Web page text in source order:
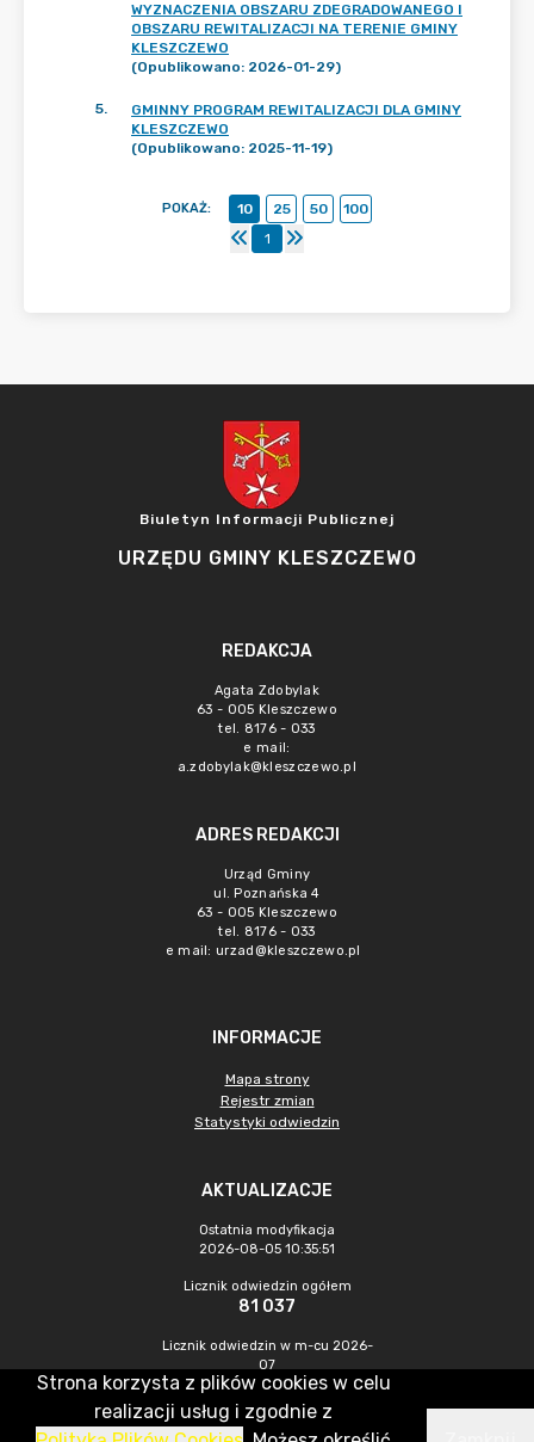
WYZNACZENIA OBSZARU ZDEGRADOWANEGO I
OBSZARU REWITALIZACJI NA TERENIE GMINY
KLESZCZEWO
(Opublikowano: 2026-01-29)
5.
GMINNY PROGRAM REWITALIZACJI DLA GMINY
KLESZCZEWO
(Opublikowano: 2025-11-19)
POKAŻ: 10 25 50
100
1
Biuletyn Informacji Publicznej
URZĘDU GMINY KLESZCZEWO
REDAKCJA
Agata Zdobylak
63 - 005 Kleszczewo
tel. 8176 - 033
e mail:
a.zdobylak@kleszczewo.pl
ADRES REDAKCJI
Urząd Gminy
ul. Poznańska 4
63 - 005 Kleszczewo
tel. 8176 - 033
e mail: urzad@kleszczewo.pl
INFORMACJE
Mapa strony
Rejestr zmian
Statystyki odwiedzin
AKTUALIZACJE
Ostatnia modyfikacja
2026-08-05 10:35:51
Licznik odwiedzin ogółem
81 037
Licznik odwiedzin w m-cu 2026-
07
815
CMS & Hosting: Nefeni Sp. z o.o.
Strona korzysta z plików cookies w celu
realizacji usług i zgodnie z